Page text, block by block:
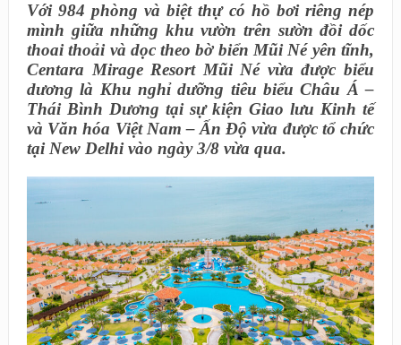
Với 984 phòng và biệt thự có hồ bơi riêng nép
mình giữa những khu vườn trên sườn đồi dốc
thoai thoải và dọc theo bờ biển Mũi Né yên tĩnh,
Centara Mirage Resort Mũi Né vừa được biểu
dương là Khu nghỉ dưỡng tiêu biểu Châu Á –
Thái Bình Dương tại sự kiện Giao lưu Kinh tế
và Văn hóa Việt Nam – Ấn Độ vừa được tổ chức
tại New Delhi vào ngày 3/8 vừa qua.